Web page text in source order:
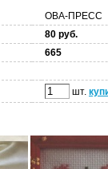
ОВА-ПРЕСС
80 руб.
665
шт.